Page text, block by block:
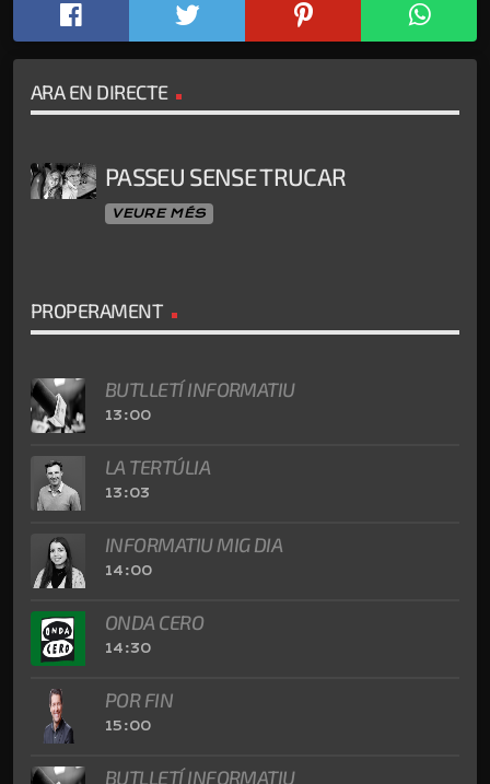
ARA EN DIRECTE
PASSEU SENSE TRUCAR
VEURE MÉS
PROPERAMENT
BUTLLETÍ INFORMATIU
13:00
LA TERTÚLIA
13:03
INFORMATIU MIG DIA
14:00
ONDA CERO
14:30
POR FIN
15:00
BUTLLETÍ INFORMATIU